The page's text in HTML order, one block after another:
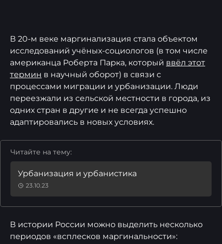
В 20-м веке маргинализация стала объектом
исследований учёных-социологов (в том числе
американца Роберта Парка, который ввёл этот
термин в научный оборот) в связи с
процессами миграции и урбанизации. Люди
переезжали из сельской местности в города, из
одних стран в другие и не всегда успешно
адаптировались в новых условиях.
Читайте на тему:
Урбанизация и урбанистика
23.10.23
В истории России можно выделить несколько
периодов «всплесков маргинальности»: